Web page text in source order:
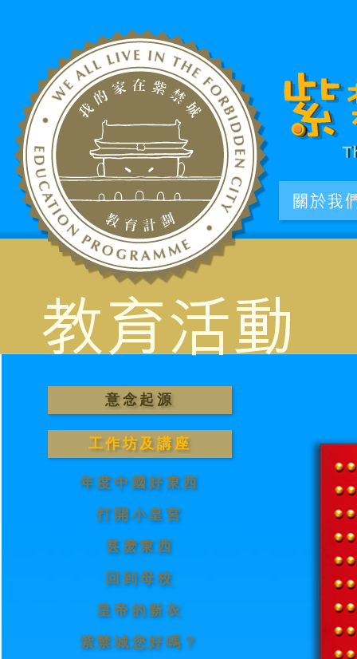
意念起源
工作坊及講座
年度中國好東西
打開小皇宮
甚麽東西
回到母校
皇帝的新衣
紫禁城您好嗎？